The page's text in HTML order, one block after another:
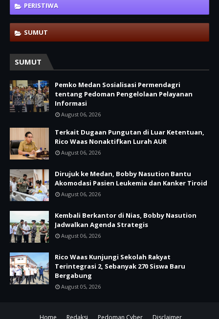
PERISTIWA
SUMUT
SUMUT
Pemko Medan Sosialisasi Permendagri
tentang Pedoman Pengelolaan Pelayanan
Informasi
August 06, 2026
Terkait Dugaan Pungutan di Luar Ketentuan,
Rico Waas Nonaktifkan Lurah AUR
August 06, 2026
Dirujuk ke Medan, Bobby Nasution Bantu
Akomodasi Pasien Leukemia dan Kanker Tiroid
August 06, 2026
Kembali Berkantor di Nias, Bobby Nasution
Jadwalkan Agenda Strategis
August 06, 2026
Rico Waas Kunjungi Sekolah Rakyat
Terintegrasi 2, Sebanyak 270 Siswa Baru
Bergabung
August 05, 2026
Home Redaksi Pedoman Cyber Disclaimer